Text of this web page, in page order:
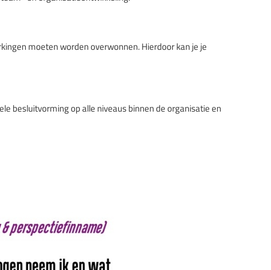
moeten worden overwonnen. Hierdoor kan je je
besluitvorming op alle niveaus binnen de organisatie en